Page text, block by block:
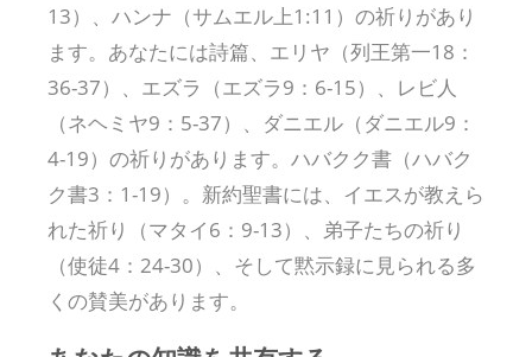
13）、ハンナ（サムエル上1:11）の祈りがあり
ます。あなたには詩篇、エリヤ（列王第一18：
36-37）、エズラ（エズラ9：6-15）、レビ人
（ネヘミヤ9：5-37）、ダニエル（ダニエル9：
4-19）の祈りがあります。ハバクク書（ハバク
ク書3：1-19）。新約聖書には、イエスが教えら
れた祈り（マタイ6：9-13）、弟子たちの祈り
（使徒4：24-30）、そして黙示録に見られる多
くの賛美があります。